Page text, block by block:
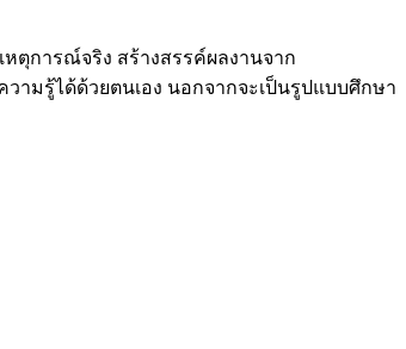
หตุการณ์จริง สร้างสรรค์ผลงานจาก
ามรู้ได้ด้วยตนเอง นอกจากจะเป็นรูปแบบศึกษา